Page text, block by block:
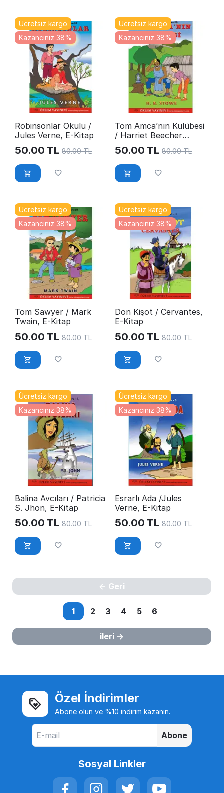
Ücretsiz kargo
Kazancınız 38%
Robinsonlar Okulu /
Jules Verne, E-Kitap
50.00 TL 80.00 TL
Ücretsiz kargo
Kazancınız 38%
Tom Amca’nın Kulübesi
/ Harriet Beecher
Stowe, E-Kitap
50.00 TL 80.00 TL
Ücretsiz kargo
Kazancınız 38%
Tom Sawyer / Mark
Twain, E-Kitap
50.00 TL 80.00 TL
Ücretsiz kargo
Kazancınız 38%
Don Kişot / Cervantes,
E-Kitap
50.00 TL 80.00 TL
Ücretsiz kargo
Kazancınız 38%
Balina Avcıları / Patricia
S. Jhon, E-Kitap
50.00 TL 80.00 TL
Ücretsiz kargo
Kazancınız 38%
Esrarlı Ada /Jules
Verne, E-Kitap
50.00 TL 80.00 TL
Geri
1 2 3 4 5 6
ileri
Özel İndirimler
Abone olun ve %10 indirim kazanın.
Abone
Sosyal Linkler